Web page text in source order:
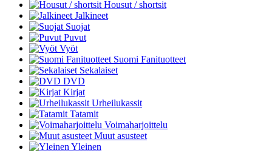
Housut / shortsit
Jalkineet
Suojat
Puvut
Vyöt
Suomi Fanituotteet
Sekalaiset
DVD
Kirjat
Urheilukassit
Tatamit
Voimaharjoittelu
Muut asusteet
Yleinen